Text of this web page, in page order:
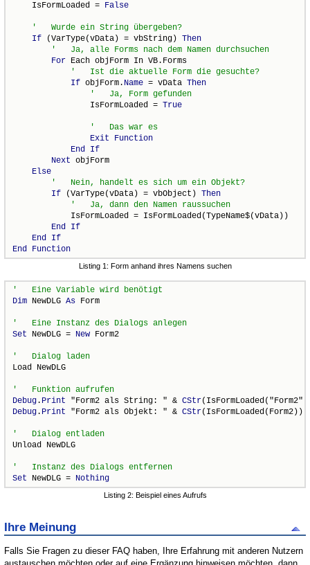
    IsFormLoaded =
False
If (VarType(vData) = vbString) Then
For Each objForm In VB.Forms
If objForm. Name = vData Then
                IsFormLoaded =
True
Exit
Function
End If
Next objForm
Else
If (VarType(vData) = vbObject) Then
            IsFormLoaded = IsFormLoaded(TypeName$(vData))
End If
End If
End Function
Listing 1: Form anhand ihres Namens suchen
Dim NewDLG As Form
Set NewDLG = New Form2
Load NewDLG
Debug. Print "Form2 als String: " & CStr
Debug. Print "Form2 als Objekt: " & CStr(IsFormLoaded(Form2))
Unload NewDLG
Set NewDLG = Nothing
Listing 2: Beispiel eines Aufrufs
Ihre Meinung
Falls Sie Fragen zu dieser FAQ haben, Ihre Erfahrung mit anderen Nutzern